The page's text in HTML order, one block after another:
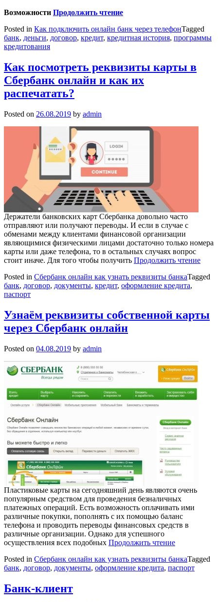
Возможности Продолжить чтение
Posted in Как подключить онлайн банк через телефонTagged
банк, деньги, договор, кредит, кредитная история, программы
кредитования
Как посмотреть реквизиты карты в
Сбербанк онлайн и как их
распечатать?
Posted on 26.08.2019 by admin
Держатели банковских карт Сбербанка довольно часто
отправляют или получают переводы. И если в случае с
обменами между клиентами финансовой организации
являющимися физическими лицами достаточно только номера
карты или даже телефона, то в остальных случаях вопрос
стоит иначе. Для того чтобы получить Продолжить чтение
Posted in Сбербанк онлайн как узнать реквизиты банкаTagged
банк, договор, документы, кредит, оформление кредита,
паспорт
Узнаём реквизиты собственной карты
через Сбербанк онлайн
Posted on 04.08.2019 by admin
Пластиковые карты на сегодняшний день являются очень
популярным средством для проведения безналичных
платежных операций. Есть возможность оплачивать ими
различные покупки, пополнять с их помощью баланс
телефона и проводить переводы финансовых средств в
различные организации. Однако для успешного
осуществления всех подобных Продолжить чтение
Posted in Сбербанк онлайн как узнать реквизиты банкаTagged
банк, договор, документы, оформление кредита, паспорт
Банк-клиент